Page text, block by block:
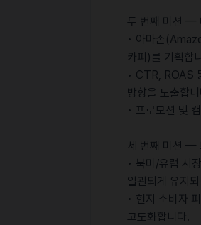
두 번째 미션 —
• 아마존
카피)를 기획합
• CTR, ROAS
방향을 도출합
• 프로모션 및
세 번째 미션 —
• 북미/유럽 시
일관되게 유지
• 현지 소비자
고도화합니다.